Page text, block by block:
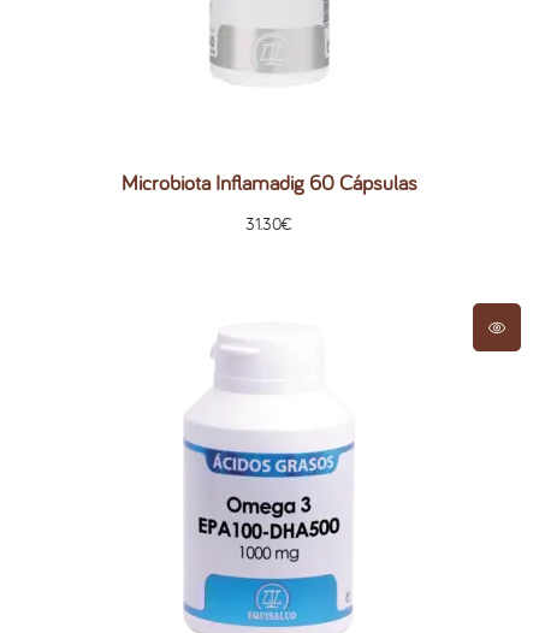
Microbiota Inflamadig 60 Cápsulas
31.30€